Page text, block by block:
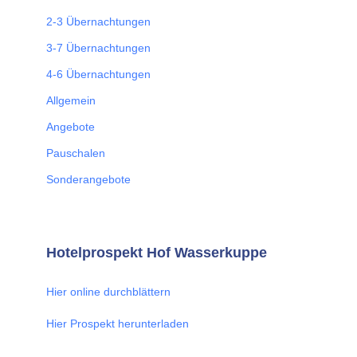
2-3 Übernachtungen
3-7 Übernachtungen
4-6 Übernachtungen
Allgemein
Angebote
Pauschalen
Sonderangebote
Hotelprospekt Hof Wasserkuppe
Hier online durchblättern
Hier Prospekt herunterladen